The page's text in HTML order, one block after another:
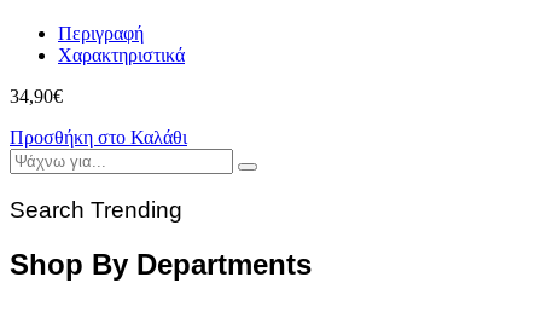
Περιγραφή
Χαρακτηριστικά
34,90€
Προσθήκη στο Καλάθι
Search Trending
Shop By Departments